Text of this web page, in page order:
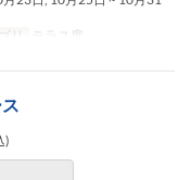
リ テラス席
)